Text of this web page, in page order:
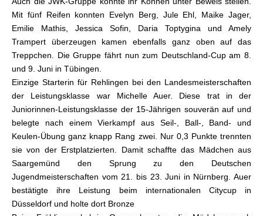
Mit fünf Reifen konnten Evelyn Berg, Jule Ehl, Maike Jager,
Emilie Mathis, Jessica Sofin, Daria Toptygina und Amely
Trampert überzeugen kamen ebenfalls ganz oben auf das
Treppchen. Die Gruppe fährt nun zum Deutschland-Cup am 8.
und 9. Juni in Tübingen.
Einzige Starterin für Rehlingen bei den Landesmeisterschaften
der Leistungsklasse war Michelle Auer. Diese trat in der
Juniorinnen-Leistungsklasse der 15-Jährigen souverän auf und
belegte nach einem Vierkampf aus Seil-, Ball-, Band- und
Keulen-Übung ganz knapp Rang zwei. Nur 0,3 Punkte trennten
sie von der Erstplatzierten. Damit schaffte das Mädchen aus
Saargemünd den Sprung zu den Deutschen
Jugendmeisterschaften vom 21. bis 23. Juni in Nürnberg. Auer
bestätigte ihre Leistung beim internationalen Citycup in
Düsseldorf und holte dort Bronze